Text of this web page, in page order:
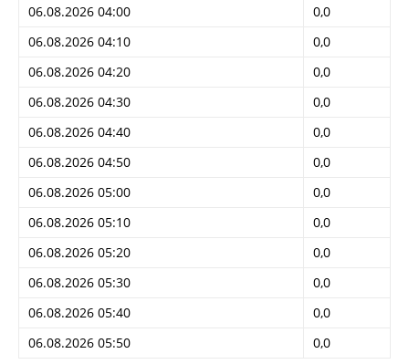
06.08.2026 04:00
0,0
06.08.2026 04:10
0,0
06.08.2026 04:20
0,0
06.08.2026 04:30
0,0
06.08.2026 04:40
0,0
06.08.2026 04:50
0,0
06.08.2026 05:00
0,0
06.08.2026 05:10
0,0
06.08.2026 05:20
0,0
06.08.2026 05:30
0,0
06.08.2026 05:40
0,0
06.08.2026 05:50
0,0